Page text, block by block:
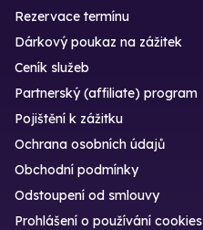
Rezervace termínu
Dárkový poukaz na zážitek
Ceník služeb
Partnerský (affiliate) program
Pojištění k zážitku
Ochrana osobních údajů
Obchodní podmínky
Odstoupení od smlouvy
Prohlášení o používání cookies